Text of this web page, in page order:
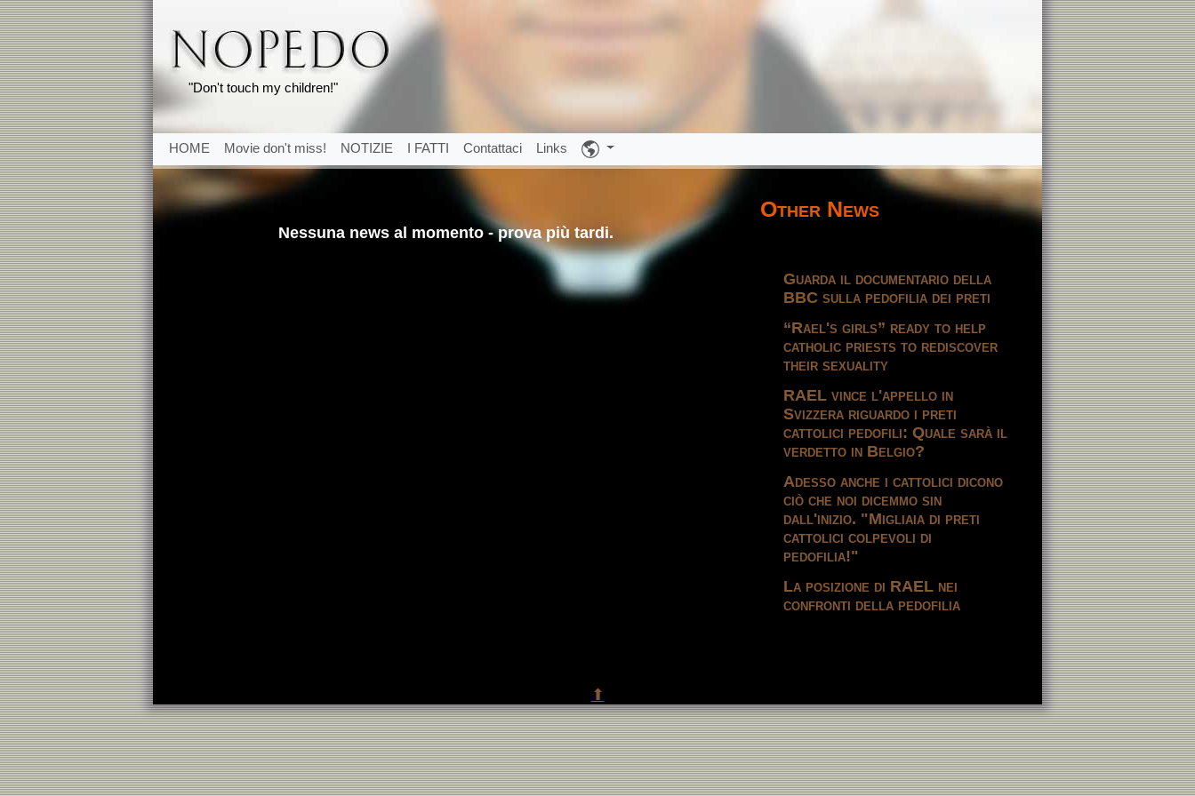
"Don't touch my children!"
HOME Movie don't miss! NOTIZIE I FATTI Contattaci Links
Nessuna news al momento - prova più tardi.
Other News
Guarda il documentario della
BBC sulla pedofilia dei preti
“Rael's girls” ready to help
catholic priests to rediscover
their sexuality
RAEL vince l'appello in
Svizzera riguardo i preti
cattolici pedofili: Quale sarà il
verdetto in Belgio?
Adesso anche i cattolici dicono
ciò che noi dicemmo sin
dall'inizio. "Migliaia di preti
cattolici colpevoli di
pedofilia!"
La posizione di RAEL nei
confronti della pedofilia
⬆